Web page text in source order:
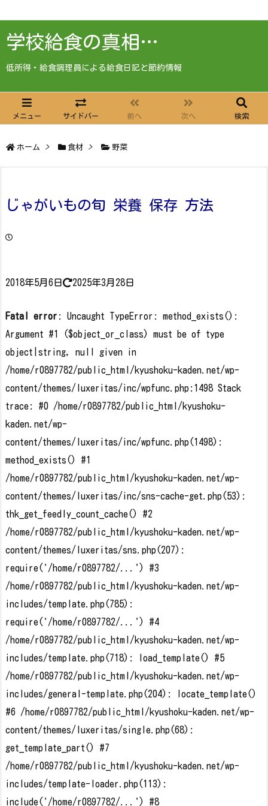
学校給食の真相…
低所得・給食調理員による給食日記と節約情報
メニュー サイドバー 前へ 次へ 検索
ホーム > 食材 > 野菜
じゃがいもの旬 栄養 保存 方法
2018年5月6日 2025年3月28日
Fatal error : Uncaught TypeError: method_exists():
Argument #1 ($object_or_class) must be of type
object|string, null given in
/home/r0897782/public_html/kyushoku-kaden.net/wp-
content/themes/luxeritas/inc/wpfunc.php:1498 Stack
trace: #0 /home/r0897782/public_html/kyushoku-
kaden.net/wp-
content/themes/luxeritas/inc/wpfunc.php(1498):
method_exists() #1
/home/r0897782/public_html/kyushoku-kaden.net/wp-
content/themes/luxeritas/inc/sns-cache-get.php(53):
thk_get_feedly_count_cache() #2
/home/r0897782/public_html/kyushoku-kaden.net/wp-
content/themes/luxeritas/sns.php(207):
require('/home/r0897782/...') #3
/home/r0897782/public_html/kyushoku-kaden.net/wp-
includes/template.php(785):
require('/home/r0897782/...') #4
/home/r0897782/public_html/kyushoku-kaden.net/wp-
includes/template.php(718): load_template() #5
/home/r0897782/public_html/kyushoku-kaden.net/wp-
includes/general-template.php(204): locate_template()
#6 /home/r0897782/public_html/kyushoku-kaden.net/wp-
content/themes/luxeritas/single.php(68):
get_template_part() #7
/home/r0897782/public_html/kyushoku-kaden.net/wp-
includes/template-loader.php(113):
include('/home/r0897782/...') #8